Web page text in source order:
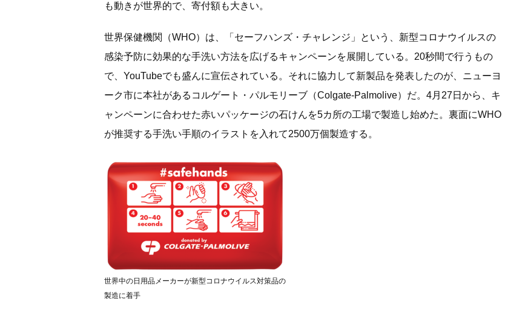
も動きが世界的で、寄付額も大きい。
世界保健機関（WHO）は、「セーフハンズ・チャレンジ」という、新型コロナウイルスの
感染予防に効果的な手洗い方法を広げるキャンペーンを展開している。20秒間で行うもの
で、YouTubeでも盛んに宣伝されている。それに協力して新製品を発表したのが、ニューヨ
ーク市に本社があるコルゲート・パルモリーブ（Colgate-Palmolive）だ。4月27日から、キ
ャンペーンに合わせた赤いパッケージの石けんを5カ所の工場で製造し始めた。裏面にWHO
が推奨する手洗い手順のイラストを入れて2500万個製造する。
世界中の日用品メーカーが新型コロナウイルス対策品の
製造に着手